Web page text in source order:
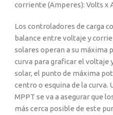
corriente (Amperes): Volts x
Los controladores de carga
balance entre voltaje y
solares operan a su máxima
curva para graficar el voltaje
solar, el punto de máxima
centro o esquina de la curva.
MPPT se va a asegurar que
más cerca posible de este